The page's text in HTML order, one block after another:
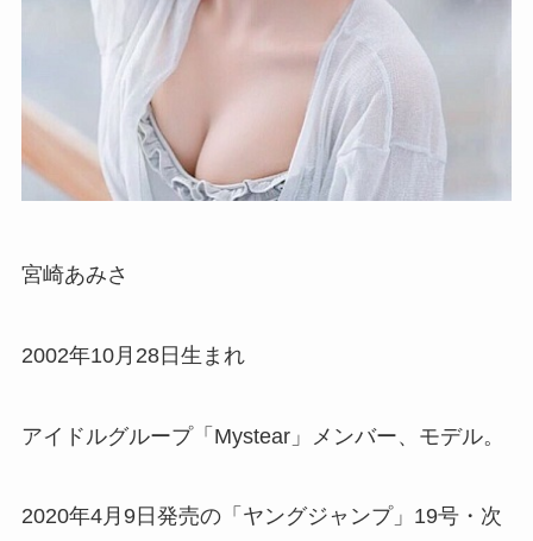
宮崎あみさ
2002年10月28日生まれ
アイドルグループ「Mystear」メンバー、モデル。
2020年4月9日発売の「ヤングジャンプ」19号・次